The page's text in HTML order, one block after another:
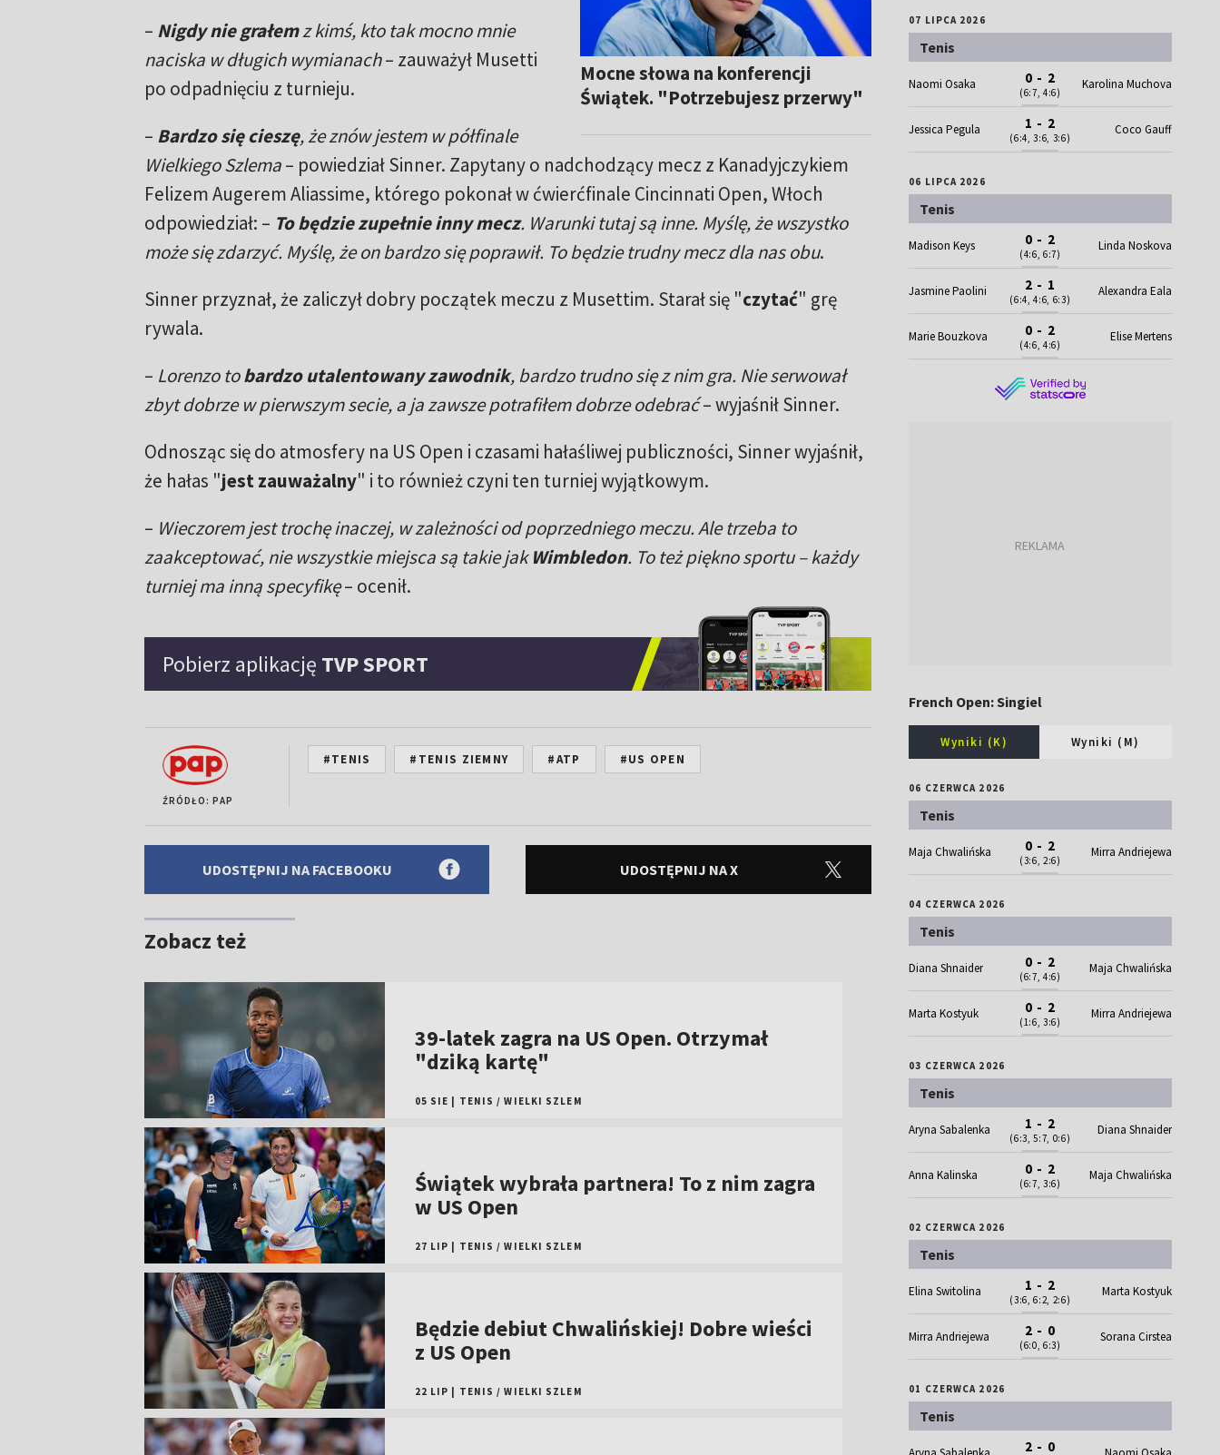
Mocne słowa na konferencji
Świątek. "Potrzebujesz przerwy"
– Nigdy nie grałemz kimś, kto tak mocno mnie
naciska w długich wymianach– zauważył Musetti
po odpadnięciu z turnieju.
– Bardzo się cieszę, że znów jestem w półfinale
Wielkiego Szlema– powiedział Sinner. Zapytany o nadchodzący mecz z Kanadyjczykiem
Felizem Augerem Aliassime, którego pokonał w ćwierćfinale Cincinnati Open, Włoch
odpowiedział: – To będzie zupełnie inny mecz. Warunki tutaj są inne. Myślę, że wszystko
może się zdarzyć. Myślę, że on bardzo się poprawił. To będzie trudny mecz dla nas obu.
Sinner przyznał, że zaliczył dobry początek meczu z Musettim. Starał się "czytać" grę
rywala.
– Lorenzo tobardzo utalentowany zawodnik, bardzo trudno się z nim gra. Nie serwował
zbyt dobrze w pierwszym secie, a ja zawsze potrafiłem dobrze odebrać– wyjaśnił Sinner.
Odnosząc się do atmosfery na US Open i czasami hałaśliwej publiczności, Sinner wyjaśnił,
że hałas "jest zauważalny" i to również czyni ten turniej wyjątkowym.
– Wieczorem jest trochę inaczej, w zależności od poprzedniego meczu. Ale trzeba to
zaakceptować, nie wszystkie miejsca są takie jakWimbledon. To też piękno sportu – każdy
turniej ma inną specyfikę– ocenił.
Pobierz aplikację TVP SPORT
ŹRÓDŁO: PAP
#TENIS #TENIS ZIEMNY #ATP #US OPEN
UDOSTĘPNIJ NA FACEBOOKU UDOSTĘPNIJ NA X
Zobacz też
39-latek zagra na US Open. Otrzymał
"dziką kartę"
05 SIE TENIS / WIELKI SZLEM
Świątek wybrała partnera! To z nim zagra
w US Open
27 LIP TENIS / WIELKI SZLEM
Będzie debiut Chwalińskiej! Dobre wieści
z US Open
22 LIP TENIS / WIELKI SZLEM
07 LIPCA 2026
Tenis
Naomi Osaka 0 - 2
(6:7, 4:6)
Karolina Muchova
Jessica Pegula 1 - 2
(6:4, 3:6, 3:6)
Coco Gauff
06 LIPCA 2026
Tenis
Madison Keys 0 - 2
(4:6, 6:7)
Linda Noskova
Jasmine Paolini 2 - 1
(6:4, 4:6, 6:3)
Alexandra Eala
Marie Bouzkova 0 - 2
(4:6, 4:6)
Elise Mertens
French Open: Singiel
Wyniki (K) Wyniki (M)
06 CZERWCA 2026
Tenis
Maja Chwalińska 0 - 2
(3:6, 2:6)
Mirra Andriejewa
04 CZERWCA 2026
Tenis
Diana Shnaider 0 - 2
(6:7, 4:6)
Maja Chwalińska
Marta Kostyuk 0 - 2
(1:6, 3:6)
Mirra Andriejewa
03 CZERWCA 2026
Tenis
Aryna Sabalenka 1 - 2
(6:3, 5:7, 0:6)
Diana Shnaider
Anna Kalinska 0 - 2
(6:7, 3:6)
Maja Chwalińska
02 CZERWCA 2026
Tenis
Elina Switolina 1 - 2
(3:6, 6:2, 2:6)
Marta Kostyuk
Mirra Andriejewa 2 - 0
(6:0, 6:3)
Sorana Cirstea
01 CZERWCA 2026
Tenis
2 - 0